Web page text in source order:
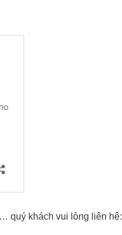
quý khách vui lòng liên hệ: